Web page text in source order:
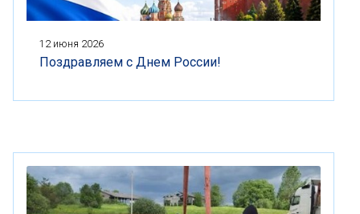
12 июня 2026
Поздравляем с Днем России!